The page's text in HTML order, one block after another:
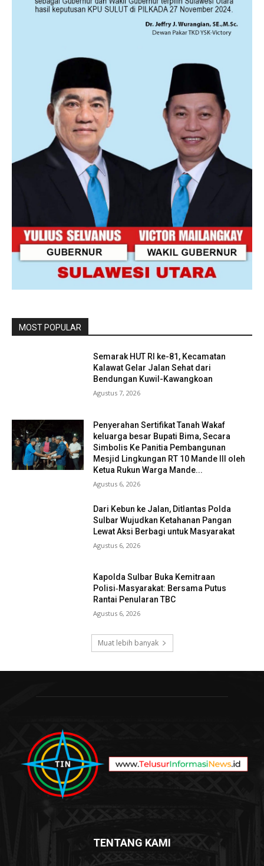
MOST POPULAR
Semarak HUT RI ke-81, Kecamatan
Kalawat Gelar Jalan Sehat dari
Bendungan Kuwil-Kawangkoan
Agustus 7, 2026
Penyerahan Sertifikat Tanah Wakaf
keluarga besar Bupati Bima, Secara
Simbolis Ke Panitia Pembangunan
Mesjid Lingkungan RT 10 Mande III oleh
Ketua Rukun Warga Mande...
Agustus 6, 2026
Dari Kebun ke Jalan, Ditlantas Polda
Sulbar Wujudkan Ketahanan Pangan
Lewat Aksi Berbagi untuk Masyarakat
Agustus 6, 2026
Kapolda Sulbar Buka Kemitraan
Polisi‑Masyarakat: Bersama Putus
Rantai Penularan TBC
Agustus 6, 2026
Muat lebih banyak
TENTANG KAMI